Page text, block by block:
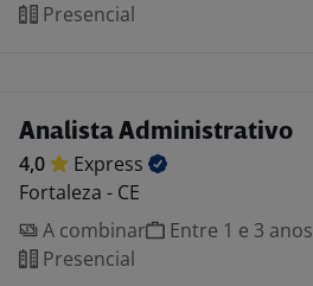
Presencial
Analista Administrativo
4,0
Express
Fortaleza - CE
A combinar
Entre 1 e 3 anos
Presencial